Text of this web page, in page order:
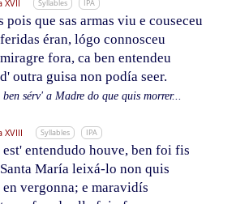
XVII Syllables IPA
pois que sas armas viu e couseceu
éran, lógo connosceu
fora, ca ben entendeu
outra guisa non podía seer.
ben sérv' a Madre do que quis morrer...
XVIII Syllables IPA
est' entendudo houve, ben foi fis
María leixá-lo non quis
en vergonna; e maravidís